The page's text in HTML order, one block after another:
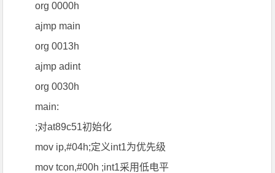
org 0000h
ajmp main
org 0013h
ajmp adint
org 0030h
main:
;对at89c51初始化
mov ip,#04h;定义int1为优先级
mov tcon,#00h ;int1采用低电平